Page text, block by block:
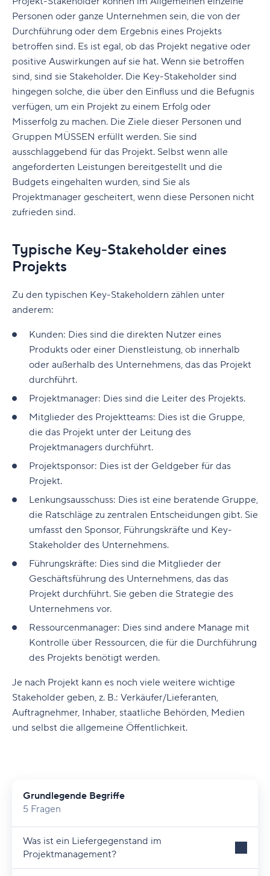
Personen oder ganze Unternehmen sein, die von der
Durchführung oder dem Ergebnis eines Projekts
betroffen sind. Es ist egal, ob das Projekt negative oder
positive Auswirkungen auf sie hat. Wenn sie betroffen
sind, sind sie Stakeholder. Die Key-Stakeholder sind
hingegen solche, die über den Einfluss und die Befugnis
verfügen, um ein Projekt zu einem Erfolg oder
Misserfolg zu machen. Die Ziele dieser Personen und
Gruppen MÜSSEN erfüllt werden. Sie sind
ausschlaggebend für das Projekt. Selbst wenn alle
angeforderten Leistungen bereitgestellt und die
Budgets eingehalten wurden, sind Sie als
Projektmanager gescheitert, wenn diese Personen nicht
zufrieden sind.
Typische Key-Stakeholder eines
Projekts
Zu den typischen Key-Stakeholdern zählen unter
anderem:
Kunden: Dies sind die direkten Nutzer eines
Produkts oder einer Dienstleistung, ob innerhalb
oder außerhalb des Unternehmens, das das Projekt
durchführt.
Projektmanager: Dies sind die Leiter des Projekts.
Mitglieder des Projektteams: Dies ist die Gruppe,
die das Projekt unter der Leitung des
Projektmanagers durchführt.
Projektsponsor: Dies ist der Geldgeber für das
Projekt.
Lenkungsausschuss: Dies ist eine beratende Gruppe,
die Ratschläge zu zentralen Entscheidungen gibt. Sie
umfasst den Sponsor, Führungskräfte und Key-
Stakeholder des Unternehmens.
Führungskräfte: Dies sind die Mitglieder der
Geschäftsführung des Unternehmens, das das
Projekt durchführt. Sie geben die Strategie des
Unternehmens vor.
Ressourcenmanager: Dies sind andere Manage mit
Kontrolle über Ressourcen, die für die Durchführung
des Projekts benötigt werden.
Je nach Projekt kann es noch viele weitere wichtige
Stakeholder geben, z. B.: Verkäufer/Lieferanten,
Auftragnehmer, Inhaber, staatliche Behörden, Medien
und selbst die allgemeine Öffentlichkeit.
Grundlegende Begriffe
5 Fragen
Was ist ein Liefergegenstand im
Projektmanagement?